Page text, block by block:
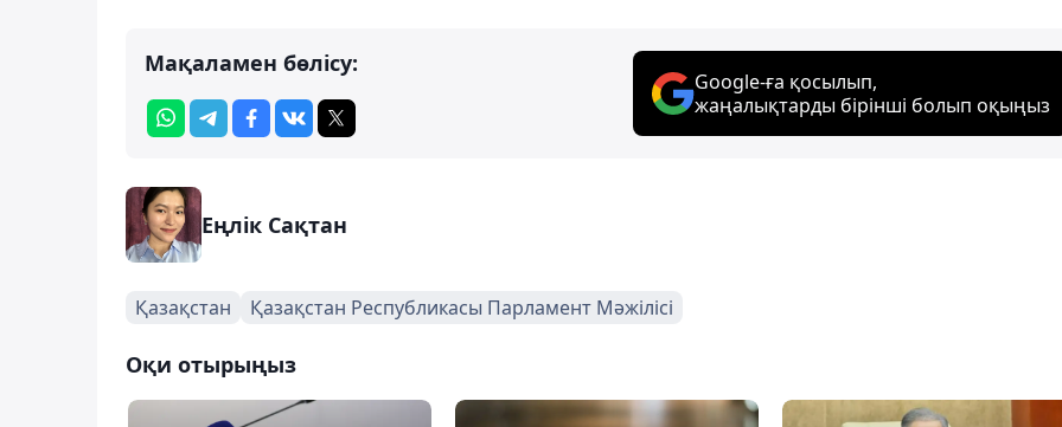
Мақаламен бөлісу:
Google-ға қосылып,
жаңалықтарды бірінші болып оқыңыз
Еңлік Сақтан
Қазақстан Қазақстан Республикасы Парламент Мәжілісі
Оқи отырыңыз